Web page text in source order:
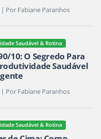
Por Fabiane Paranhos
Saudável & Rotina
10: O Segredo Para
Saudável
Por Fabiane Paranhos
Saudável & Rotina